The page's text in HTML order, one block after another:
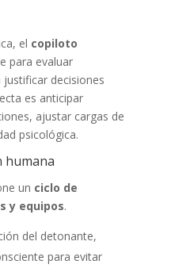
el copiloto
para evaluar
decisiones
es anticipar
ajustar cargas de
psicológica.
humana
un ciclo de
y equipos.
del detonante,
para evitar